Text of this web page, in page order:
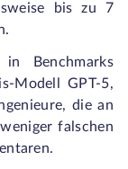
bis zu 7
Benchmarks
Modell GPT-5,
die an
falschen